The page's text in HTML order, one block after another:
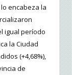
encabeza la
igual período
la Ciudad
(+4,68%),
de